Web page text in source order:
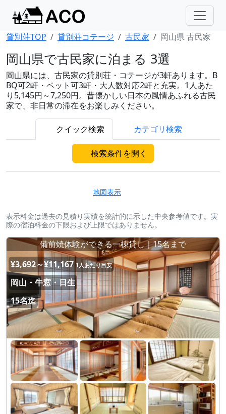
貸別荘TOP 貸別荘コテージ 古民家 岡山県 古民家
岡山県で古民家に泊まる 3選
岡山県には、古民家の貸別荘・コテージが3軒あります。B
BQ可2軒・ペット可3軒・大人数対応2軒と充実。1人あた
り5,145円～7,250円。昔懐かしい日本の風情あふれる古民
家で、非日常の滞在をお楽しみください。
クイック検索 カテゴリ検索
検索条件を開く
地図表示
表示料金は過去の見積り実績を統計的に示した中央参考値です。実
際の宿泊料金の下限および上限ではありません。
備前焼体験ができる一棟貸し｜15名まで
¥3,692～¥11,167 1人あたり目安
岡山・牛窓・日生
15名迄